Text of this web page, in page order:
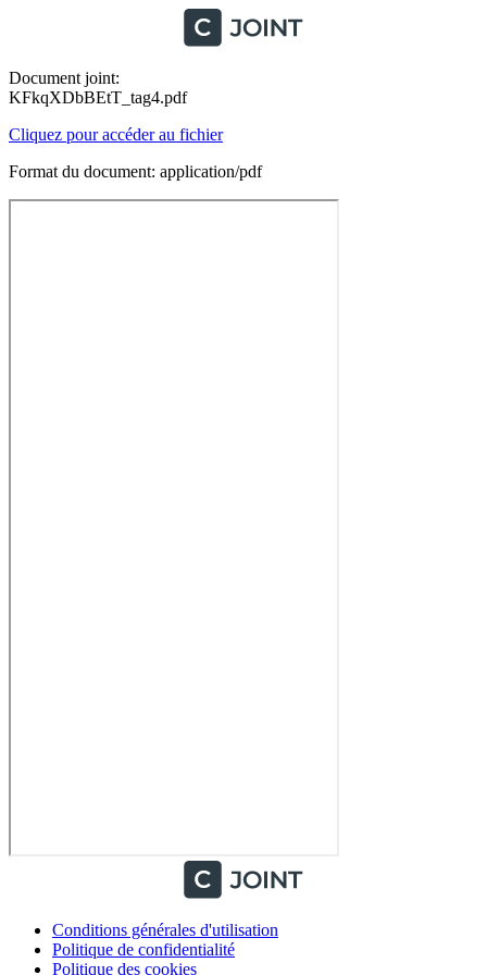
Document joint:
KFkqXDbBEtT_tag4.pdf
Cliquez pour accéder au fichier
Format du document: application/pdf
Conditions générales d'utilisation
Politique de confidentialité
Politique des cookies